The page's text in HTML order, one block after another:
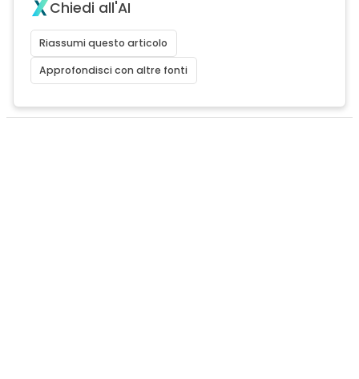
Chiedi all'AI
Riassumi questo articolo
Approfondisci con altre fonti